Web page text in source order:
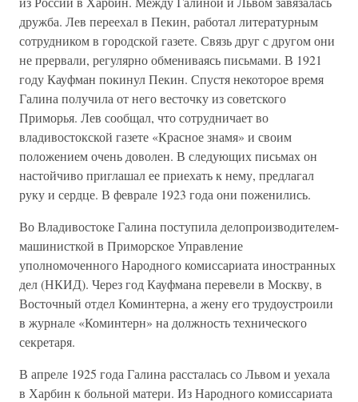
дружба. Лев переехал в Пекин, работал литературным
сотрудником в городской газете. Связь друг с другом они
не прервали, регулярно обмениваясь письмами. В 1921
году Кауфман покинул Пекин. Спустя некоторое время
Галина получила от него весточку из советского
Приморья. Лев сообщал, что сотрудничает во
владивостокской газете «Красное знамя» и своим
положением очень доволен. В следующих письмах он
настойчиво приглашал ее приехать к нему, предлагал
руку и сердце. В феврале 1923 года они поженились.
Во Владивостоке Галина поступила делопроизводителем-
машинисткой в Приморское Управление
уполномоченного Народного комиссариата иностранных
дел (НКИД). Через год Кауфмана перевели в Москву, в
Восточный отдел Коминтерна, а жену его трудоустроили
в журнале «Коминтерн» на должность технического
секретаря.
В апреле 1925 года Галина рассталась со Львом и уехала
в Харбин к больной матери. Из Народного комиссариата